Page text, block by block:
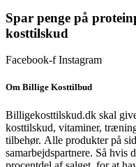
Spar penge på
kosttilskud
Facebook-f Instagram
Om Billige Kosttilbud
Billigekosttilskud.dk skal
kosttilskud, vitaminer,
tilbehør. Alle produkter på
samarbejdspartnere. Så hvis